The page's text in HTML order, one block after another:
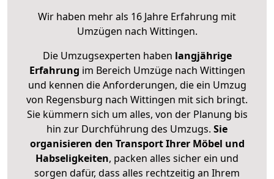
Wir haben mehr als 16 Jahre Erfahrung mit
Umzügen nach Wittingen.
Die Umzugsexperten haben langjährige
Erfahrung im Bereich Umzüge nach Wittingen
und kennen die Anforderungen, die ein Umzug
von Regensburg nach Wittingen mit sich bringt.
Sie kümmern sich um alles, von der Planung bis
hin zur Durchführung des Umzugs. Sie
organisieren den Transport Ihrer Möbel und
Habseligkeiten, packen alles sicher ein und
sorgen dafür, dass alles rechtzeitig an Ihrem